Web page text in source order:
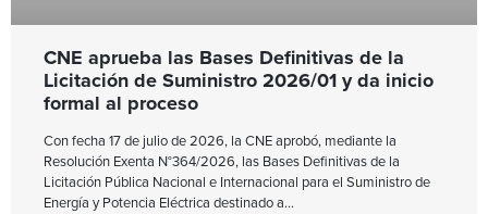
CNE aprueba las Bases Definitivas de la
Licitación de Suministro 2026/01 y da inicio
formal al proceso
Con fecha 17 de julio de 2026, la CNE aprobó, mediante la
Resolución Exenta N°364/2026, las Bases Definitivas de la
Licitación Pública Nacional e Internacional para el Suministro de
Energía y Potencia Eléctrica destinado a